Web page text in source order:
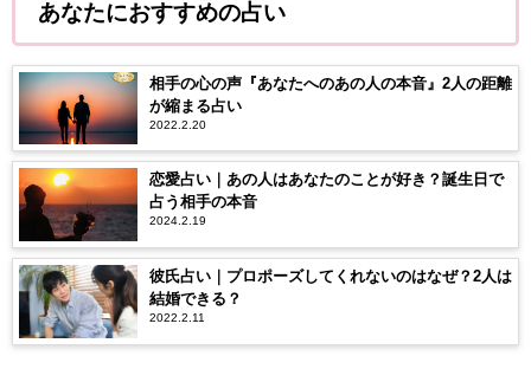
あなたにおすすめの占い
相手の心の声『あなたへのあの人の本音』2人の距離
が縮まる占い
2022.2.20
恋愛占い｜あの人はあなたのことが好き？誕生日で
占う相手の本音
2024.2.19
彼氏占い｜プロポーズしてくれないのはなぜ？2人は
結婚できる？
2022.2.11